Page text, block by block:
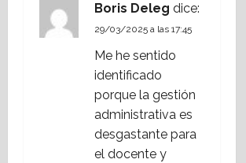
Boris Deleg dice:
29/03/2025 a las 17:45
Me he sentido
identificado
porque la gestión
administrativa es
desgastante para
el docente y